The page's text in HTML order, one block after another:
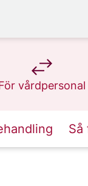
vårdpersonal
på 1177.se
Så